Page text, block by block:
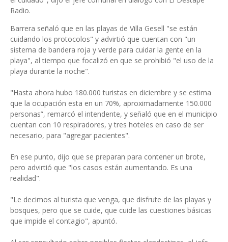
Radio.
Barrera señaló que en las playas de Villa Gesell "se están
cuidando los protocolos" y advirtió que cuentan con "un
sistema de bandera roja y verde para cuidar la gente en la
playa", al tiempo que focalizó en que se prohibió "el uso de la
playa durante la noche".
"Hasta ahora hubo 180.000 turistas en diciembre y se estima
que la ocupación esta en un 70%, aproximadamente 150.000
personas”, remarcó el intendente, y señaló que en el municipio
cuentan con 10 respiradores, y tres hoteles en caso de ser
necesario, para "agregar pacientes".
En ese punto, dijo que se preparan para contener un brote,
pero advirtió que "los casos están aumentando. Es una
realidad".
"Le decimos al turista que venga, que disfrute de las playas y
bosques, pero que se cuide, que cuide las cuestiones básicas
que impide el contagio", apuntó.